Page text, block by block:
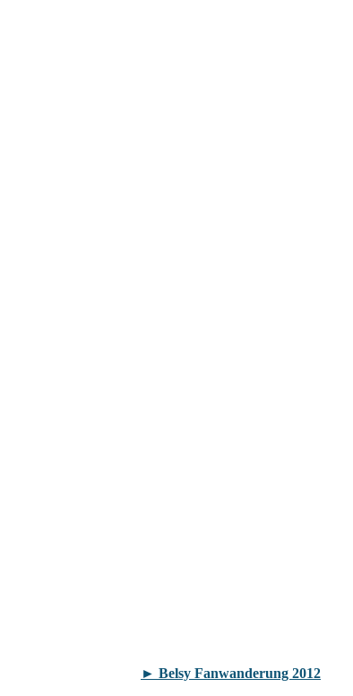
► Belsy Fanwanderung 2012